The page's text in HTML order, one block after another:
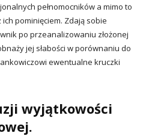
pełnomocników a mimo to
pominięciem. Zdają sobie
po przeanalizowaniu złożonej
jej słabości w porównaniu do
ewentualne kruczki
wyjątkowości